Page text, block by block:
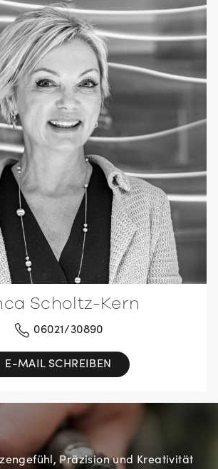
Scholtz-Kern
06021/30890
E-MAIL SCHREIBEN
Präzision und Kreativität